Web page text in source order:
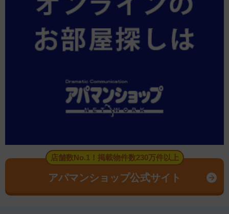
店舗数No.1！掲載物件数230万件以上
アパマンショップ公式サイト